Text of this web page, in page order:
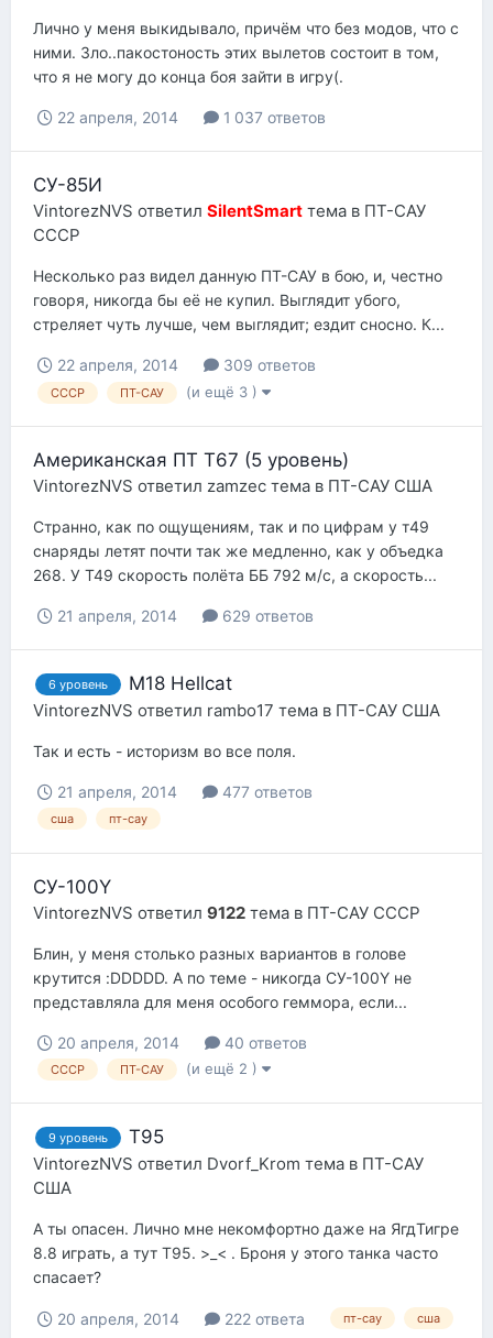
Лично у меня выкидывало, причём что без модов, что с
ними. Зло..пакостоность этих вылетов состоит в том,
что я не могу до конца боя зайти в игру(.
22 апреля, 2014 1 037 ответов
СУ-85И
VintorezNVS ответил SilentSmart тема в ПТ-САУ
СССР
Несколько раз видел данную ПТ-САУ в бою, и, честно
говоря, никогда бы её не купил. Выглядит убого,
стреляет чуть лучше, чем выглядит; ездит сносно. К...
22 апреля, 2014 309 ответов
СССР ПТ-САУ (и ещё 3 )
Американская ПТ T67 (5 уровень)
VintorezNVS ответил zamzec тема в ПТ-САУ США
Странно, как по ощущениям, так и по цифрам у т49
снаряды летят почти так же медленно, как у объедка
268. У Т49 скорость полёта ББ 792 м/с, а скорость...
21 апреля, 2014 629 ответов
6 уровень М18 Hellcat
VintorezNVS ответил rambo17 тема в ПТ-САУ США
Так и есть - историзм во все поля.
21 апреля, 2014 477 ответов
сша пт-сау
СУ-100Y
VintorezNVS ответил 9122 тема в ПТ-САУ СССР
Блин, у меня столько разных вариантов в голове
крутится :DDDDD. А по теме - никогда СУ-100Y не
представляла для меня особого геммора, если...
20 апреля, 2014 40 ответов
СССР ПТ-САУ (и ещё 2 )
9 уровень T95
VintorezNVS ответил Dvorf_Krom тема в ПТ-САУ
США
А ты опасен. Лично мне некомфортно даже на ЯгдТигре
8.8 играть, а тут Т95. >_< . Броня у этого танка часто
спасает?
20 апреля, 2014 222 ответа пт-сау сша